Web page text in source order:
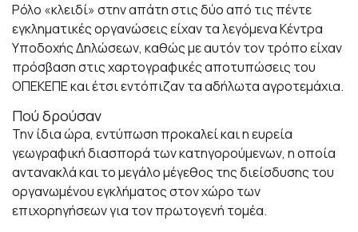
Ρόλο «κλειδί» στην απάτη στις δύο από τις πέντε
εγκληματικές οργανώσεις είχαν τα λεγόμενα Κέντρα
Υποδοχής Δηλώσεων, καθώς με αυτόν τον τρόπο είχαν
πρόσβαση στις χαρτογραφικές αποτυπώσεις του
ΟΠΕΚΕΠΕ και έτσι εντόπιζαν τα αδήλωτα αγροτεμάχια.
Πού δρούσαν
Την ίδια ώρα, εντύπωση προκαλεί και η ευρεία
γεωγραφική διασπορά των κατηγορούμενων, η οποία
αντανακλά και το μεγάλο μέγεθος της διείσδυσης του
οργανωμένου εγκλήματος στον χώρο των
επιχορηγήσεων για τον πρωτογενή τομέα.